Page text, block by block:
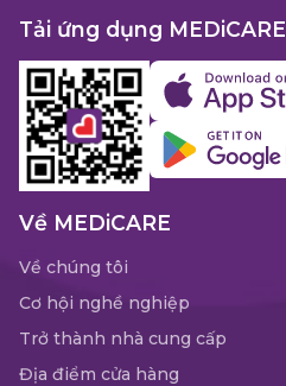
Tải ứng dụng MEDiCARE
Về MEDiCARE
Về chúng tôi
Cơ hội nghề nghiệp
Trở thành nhà cung cấp
Địa điểm cửa hàng